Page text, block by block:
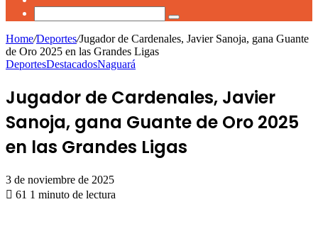
Buscar
Home/Deportes/Jugador de Cardenales, Javier Sanoja, gana Guante
de Oro 2025 en las Grandes Ligas
DeportesDestacadosNaguará
Jugador de Cardenales, Javier
Sanoja, gana Guante de Oro 2025
en las Grandes Ligas
3 de noviembre de 2025
61 1 minuto de lectura